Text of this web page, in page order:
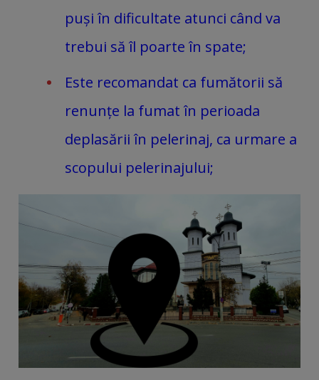
puși în dificultate atunci când va
trebui să îl poarte în spate;
Este recomandat ca fumătorii să
renunțe la fumat în perioada
deplasării în pelerinaj, ca urmare a
scopului pelerinajului;